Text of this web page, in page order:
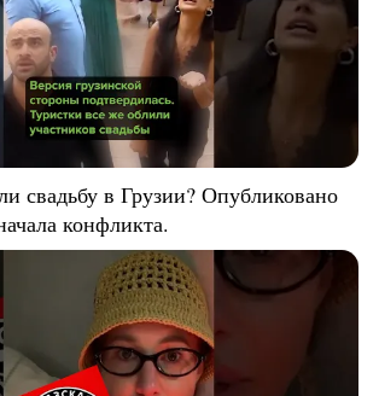
свадьбу в Грузии? Опубликовано
конфликта.